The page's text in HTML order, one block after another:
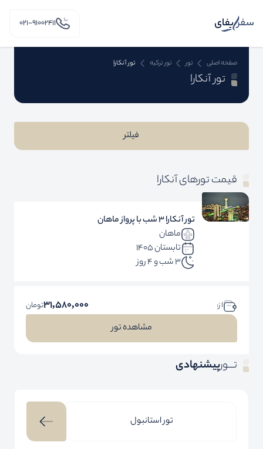
۰۲۱-91002411
صفحه اصلی تور تور ترکیه تور آنکارا
تور آنکارا
فیلتر
قیمت تورهای آنکارا
تور آنکارا 3 شب با پرواز ماهان
ماهان
تابستان 1405
3 شب و 4 روز
ا ز: 31,580,000تومان
مشاهده تور
تـــورپیشنهادی
تور استانبول